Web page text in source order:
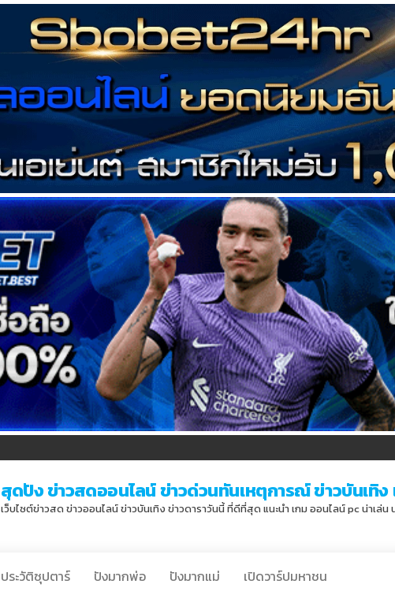
สุดปัง ข่าวสดออนไลน์ ข่าวด่วนทันเหตุการณ์ ข่าวบันเทิง
เว็บไซต์ข่าวสด ข่าวออนไลน์ ข่าวบันเทิง ข่าวดาราวันนี้ ที่ดีที่สุด แนะนำ เกม ออนไลน์ pc น่าเล่
ประวัติซุปตาร์ ปังมากพ่อ ปังมากแม่ เปิดวาร์ปมหาชน